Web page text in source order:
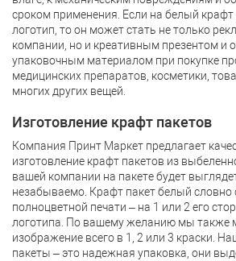
сроком применения. Если на белый крафт
логотип, то он может стать не только
компании, но и креативным презентом и
упаковочным материалом при покупке
медицинских препаратов, косметики,
многих других вещей.
Изготовление крафт пакетов
Компания Принт Маркет предлагает
изготовление крафт пакетов из
вашей компании на пакете будет
незабываемо. Крафт пакет белый словно
полноцветной печати – на 1 или 2 его
логотипа. По вашему желанию мы также
изображение всего в 1, 2 или 3 краски.
пакеты – это надежная упаковка, они